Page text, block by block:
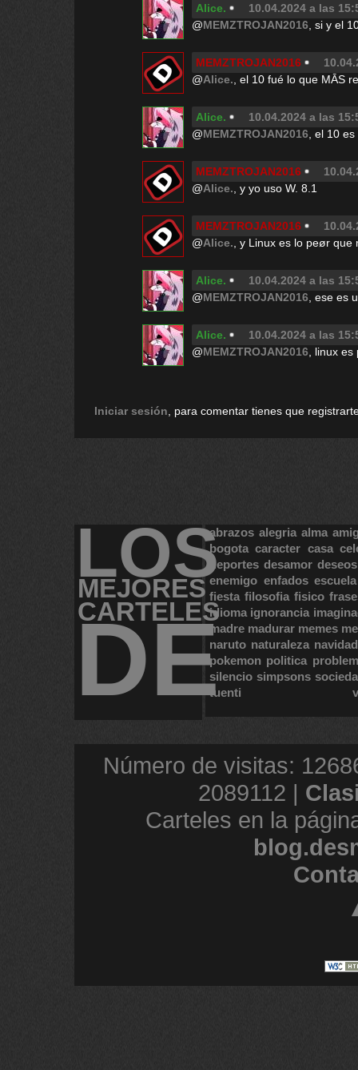
Alice.
10.04.2024 a las
@MEMZTROJAN2016 , si y el
MEMZTROJAN2016
@Alice. , el 10 fué lo que MĀS
Alice.
10.04.2024 a las
@MEMZTROJAN2016 , el 10
MEMZTROJAN2016
@Alice. , y yo uso W. 8.1
MEMZTROJAN2016
@Alice. , y Linux es lo peør
Alice.
10.04.2024 a las
@MEMZTROJAN2016 , ese es
Alice.
10.04.2024 a las
@MEMZTROJAN2016 , linux
Iniciar sesión , para comentar tienes que
LOS
MEJORES
CARTELES
DE
abrazos alegria alma
bogota caracter casa
deportes desamor deseos
enemigo enfados escuela
fiesta filosofia fisico
idioma ignorancia
madre madurar memes
naruto naturaleza navidad
pokemon politica
silencio simpsons
tuenti
Número de visitas:
2089112 |
Carteles en la